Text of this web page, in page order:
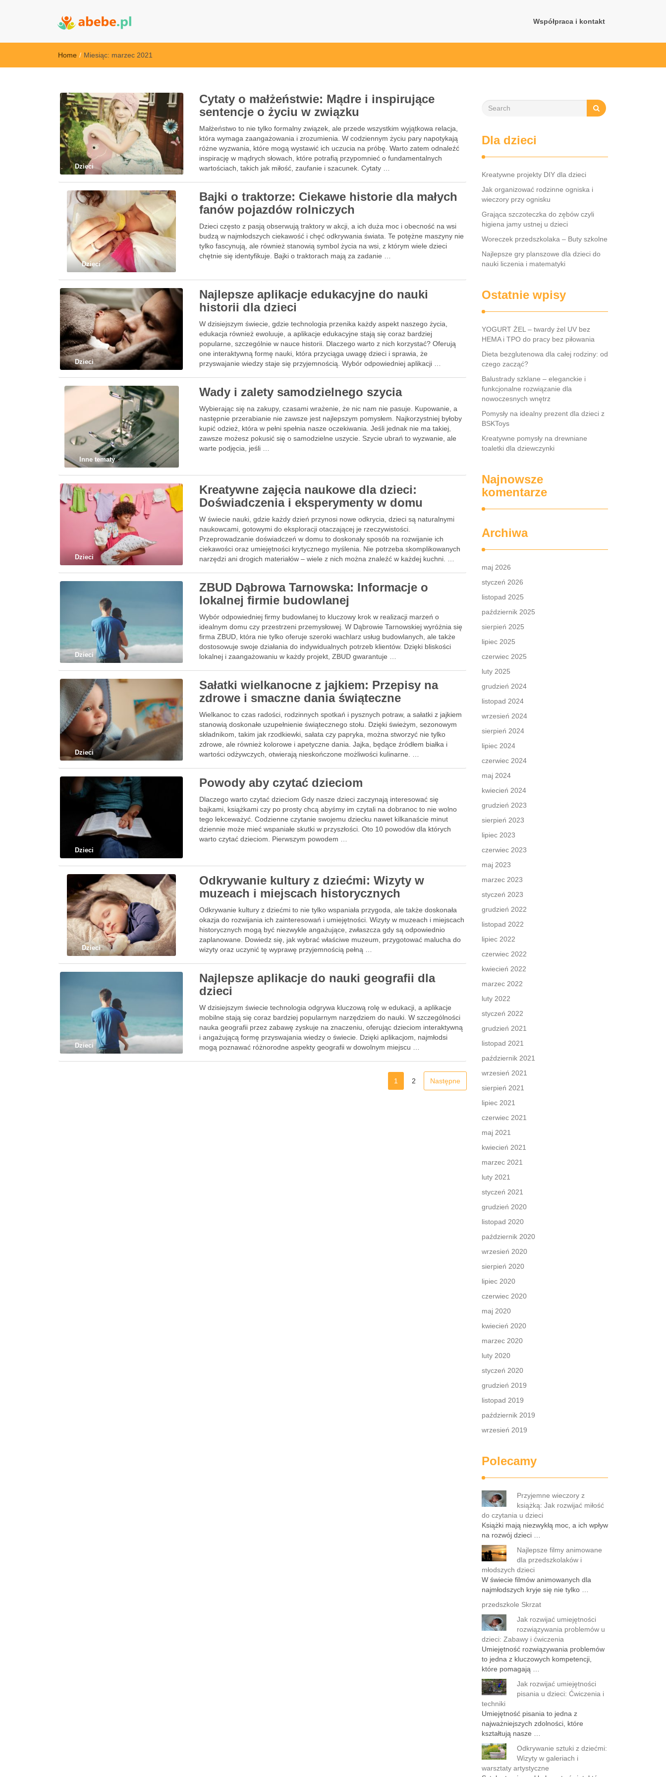
Wszystko dla dzieci - Polska
Współpraca i kontakt
Home / Miesiąc: marzec 2021
Dzieci
Cytaty o małżeństwie: Mądre i inspirujące
sentencje o życiu w związku
Małżeństwo to nie tylko formalny związek, ale przede wszystkim wyjątkowa relacja,
która wymaga zaangażowania i zrozumienia. W codziennym życiu pary napotykają
różne wyzwania, które mogą wystawić ich uczucia na próbę. Warto zatem odnaleźć
inspirację w mądrych słowach, które potrafią przypomnieć o fundamentalnych
wartościach, takich jak miłość, zaufanie i szacunek. Cytaty …
Dzieci
Bajki o traktorze: Ciekawe historie dla małych
fanów pojazdów rolniczych
Dzieci często z pasją obserwują traktory w akcji, a ich duża moc i obecność na wsi
budzą w najmłodszych ciekawość i chęć odkrywania świata. Te potężne maszyny nie
tylko fascynują, ale również stanowią symbol życia na wsi, z którym wiele dzieci
chętnie się identyfikuje. Bajki o traktorach mają za zadanie …
Dzieci
Najlepsze aplikacje edukacyjne do nauki
historii dla dzieci
W dzisiejszym świecie, gdzie technologia przenika każdy aspekt naszego życia,
edukacja również ewoluuje, a aplikacje edukacyjne stają się coraz bardziej
popularne, szczególnie w nauce historii. Dlaczego warto z nich korzystać? Oferują
one interaktywną formę nauki, która przyciąga uwagę dzieci i sprawia, że
przyswajanie wiedzy staje się przyjemnością. Wybór odpowiedniej aplikacji …
Inne tematy
Wady i zalety samodzielnego szycia
Wybierając się na zakupy, czasami wrażenie, że nic nam nie pasuje. Kupowanie, a
następnie przerabianie nie zawsze jest najlepszym pomysłem. Najkorzystniej byłoby
kupić odzież, która w pełni spełnia nasze oczekiwania. Jeśli jednak nie ma takiej,
zawsze możesz pokusić się o samodzielne uszycie. Szycie ubrań to wyzwanie, ale
warte podjęcia, jeśli …
Dzieci
Kreatywne zajęcia naukowe dla dzieci:
Doświadczenia i eksperymenty w domu
W świecie nauki, gdzie każdy dzień przynosi nowe odkrycia, dzieci są naturalnymi
naukowcami, gotowymi do eksploracji otaczającej je rzeczywistości.
Przeprowadzanie doświadczeń w domu to doskonały sposób na rozwijanie ich
ciekawości oraz umiejętności krytycznego myślenia. Nie potrzeba skomplikowanych
narzędzi ani drogich materiałów – wiele z nich można znaleźć w każdej kuchni. …
Dzieci
ZBUD Dąbrowa Tarnowska: Informacje o
lokalnej firmie budowlanej
Wybór odpowiedniej firmy budowlanej to kluczowy krok w realizacji marzeń o
idealnym domu czy przestrzeni przemysłowej. W Dąbrowie Tarnowskiej wyróżnia się
firma ZBUD, która nie tylko oferuje szeroki wachlarz usług budowlanych, ale także
dostosowuje swoje działania do indywidualnych potrzeb klientów. Dzięki bliskości
lokalnej i zaangażowaniu w każdy projekt, ZBUD gwarantuje …
Dzieci
Sałatki wielkanocne z jajkiem: Przepisy na
zdrowe i smaczne dania świąteczne
Wielkanoc to czas radości, rodzinnych spotkań i pysznych potraw, a sałatki z jajkiem
stanowią doskonałe uzupełnienie świątecznego stołu. Dzięki świeżym, sezonowym
składnikom, takim jak rzodkiewki, sałata czy papryka, można stworzyć nie tylko
zdrowe, ale również kolorowe i apetyczne dania. Jajka, będące źródłem białka i
wartości odżywczych, otwierają nieskończone możliwości kulinarne. …
Dzieci
Powody aby czytać dzieciom
Dlaczego warto czytać dzieciom Gdy nasze dzieci zaczynają interesować się
bajkami, książkami czy po prosty chcą abyśmy im czytali na dobranoc to nie wolno
tego lekceważyć. Codzienne czytanie swojemu dziecku nawet kilkanaście minut
dziennie może mieć wspaniałe skutki w przyszłości. Oto 10 powodów dla których
warto czytać dzieciom. Pierwszym powodem …
Dzieci
Odkrywanie kultury z dziećmi: Wizyty w
muzeach i miejscach historycznych
Odkrywanie kultury z dziećmi to nie tylko wspaniała przygoda, ale także doskonała
okazja do rozwijania ich zainteresowań i umiejętności. Wizyty w muzeach i miejscach
historycznych mogą być niezwykle angażujące, zwłaszcza gdy są odpowiednio
zaplanowane. Dowiedz się, jak wybrać właściwe muzeum, przygotować malucha do
wizyty oraz uczynić tę wyprawę przyjemnością pełną …
Dzieci
Najlepsze aplikacje do nauki geografii dla
dzieci
W dzisiejszym świecie technologia odgrywa kluczową rolę w edukacji, a aplikacje
mobilne stają się coraz bardziej popularnym narzędziem do nauki. W szczególności
nauka geografii przez zabawę zyskuje na znaczeniu, oferując dzieciom interaktywną
i angażującą formę przyswajania wiedzy o świecie. Dzięki aplikacjom, najmłodsi
mogą poznawać różnorodne aspekty geografii w dowolnym miejscu …
1 2 Następne
Dla dzieci
Kreatywne projekty DIY dla dzieci
Jak organizować rodzinne ogniska i
wieczory przy ognisku
Grająca szczoteczka do zębów czyli
higiena jamy ustnej u dzieci
Woreczek przedszkolaka – Buty szkolne
Najlepsze gry planszowe dla dzieci do
nauki liczenia i matematyki
Ostatnie wpisy
YOGURT ŻEL – twardy żel UV bez
HEMA i TPO do pracy bez piłowania
Dieta bezglutenowa dla całej rodziny: od
czego zacząć?
Balustrady szklane – eleganckie i
funkcjonalne rozwiązanie dla
nowoczesnych wnętrz
Pomysły na idealny prezent dla dzieci z
BSKToys
Kreatywne pomysły na drewniane
toaletki dla dziewczynki
Najnowsze
komentarze
Archiwa
maj 2026
styczeń 2026
listopad 2025
październik 2025
sierpień 2025
lipiec 2025
czerwiec 2025
luty 2025
grudzień 2024
listopad 2024
wrzesień 2024
sierpień 2024
lipiec 2024
czerwiec 2024
maj 2024
kwiecień 2024
grudzień 2023
sierpień 2023
lipiec 2023
czerwiec 2023
maj 2023
marzec 2023
styczeń 2023
grudzień 2022
listopad 2022
lipiec 2022
czerwiec 2022
kwiecień 2022
marzec 2022
luty 2022
styczeń 2022
grudzień 2021
listopad 2021
październik 2021
wrzesień 2021
sierpień 2021
lipiec 2021
czerwiec 2021
maj 2021
kwiecień 2021
marzec 2021
luty 2021
styczeń 2021
grudzień 2020
listopad 2020
październik 2020
wrzesień 2020
sierpień 2020
lipiec 2020
czerwiec 2020
maj 2020
kwiecień 2020
marzec 2020
luty 2020
styczeń 2020
grudzień 2019
listopad 2019
październik 2019
wrzesień 2019
Polecamy
Przyjemne wieczory z
książką: Jak rozwijać miłość
do czytania u dzieci
Książki mają niezwykłą moc, a ich wpływ
na rozwój dzieci …
Najlepsze filmy animowane
dla przedszkolaków i
młodszych dzieci
W świecie filmów animowanych dla
najmłodszych kryje się nie tylko …
przedszkole Skrzat
Jak rozwijać umiejętności
rozwiązywania problemów u
dzieci: Zabawy i ćwiczenia
Umiejętność rozwiązywania problemów
to jedna z kluczowych kompetencji,
które pomagają …
Jak rozwijać umiejętności
pisania u dzieci: Ćwiczenia i
techniki
Umiejętność pisania to jedna z
najważniejszych zdolności, które
kształtują nasze …
Odkrywanie sztuki z dziećmi:
Wizyty w galeriach i
warsztaty artystyczne